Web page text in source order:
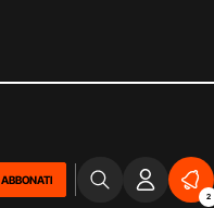
ABBONATI
2